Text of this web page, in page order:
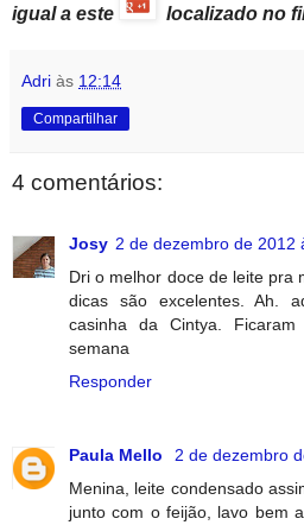
igual a este
localizado no
Adri às 12:14
Compartilhar
4 comentários:
Josy 2 de dezembro de 2012
Dri o melhor doce de leite pra
dicas são excelentes. Ah.
casinha da Cintya.
semana
Responder
Paula Mello
2 de dezembro
Menina, leite condensado
junto com o feijão, lavo bem